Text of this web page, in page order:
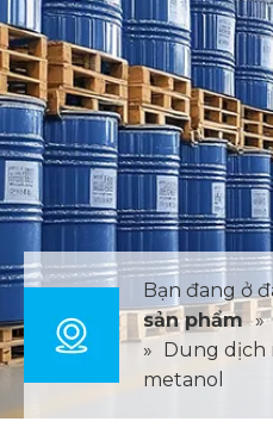
Bạn đang ở
sản phẩm »
» Dung dịch
metanol